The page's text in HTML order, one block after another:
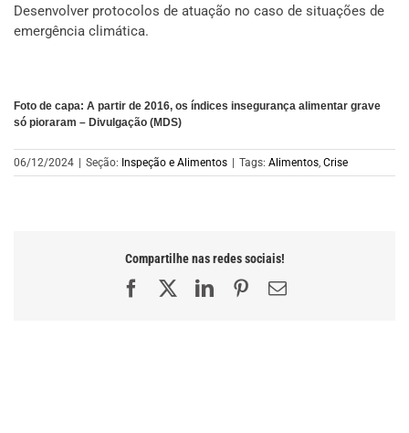
Desenvolver protocolos de atuação no caso de situações de
emergência climática.
Foto de capa: A partir de 2016, os índices insegurança alimentar grave
só pioraram – Divulgação (MDS)
06/12/2024 Seção: Inspeção e Alimentos Tags: Alimentos, Crise
Compartilhe nas redes sociais!
FacebookLinkedInPinterest
E-